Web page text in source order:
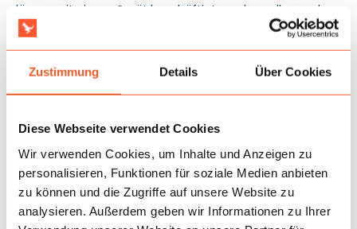
Zustimmung Details Über Cookies
Diese Webseite verwendet Cookies
Wir verwenden Cookies, um Inhalte und Anzeigen zu
personalisieren, Funktionen für soziale Medien anbieten
zu können und die Zugriffe auf unsere Website zu
analysieren. Außerdem geben wir Informationen zu Ihrer
länger mit einem Gerät beschäftigt werden sollen und
Familienbuchungen effizient abgewickelt werden müssen.
Die Konformität mit der Norm EN14960 erleichtert die
Zusammenarbeit mit Objekten und Veranstaltern, die
formale Konformität verlangen, und die 3-jährige
Garantie ermöglicht eine sicherere Planung von Saison